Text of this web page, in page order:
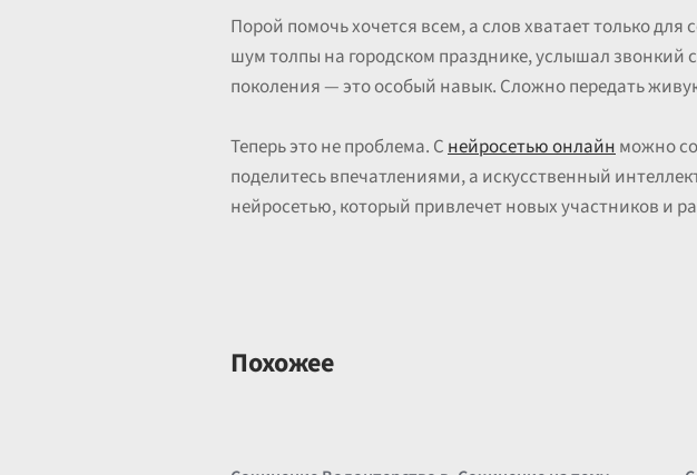
Порой помочь хочется всем, а слов хватает только для
шум толпы на городском празднике, услышал звонкий
поколения — это особый навык. Сложно передать
Теперь это не проблема. Снейросетью онлайнможно
поделитесь впечатлениями, а искусственный
нейросетью, который привлечет новых участников и
Похожее